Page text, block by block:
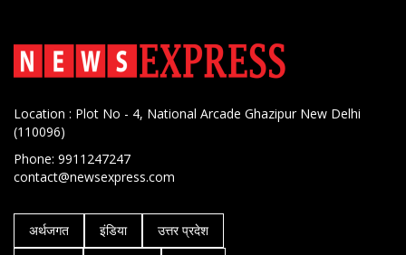
Location : Plot No - 4, National Arcade Ghazipur New Delhi
(110096)
Phone: 9911247247
contact@newsexpress.com
अर्थजगत इंडिया
उत्तर प्रदेश